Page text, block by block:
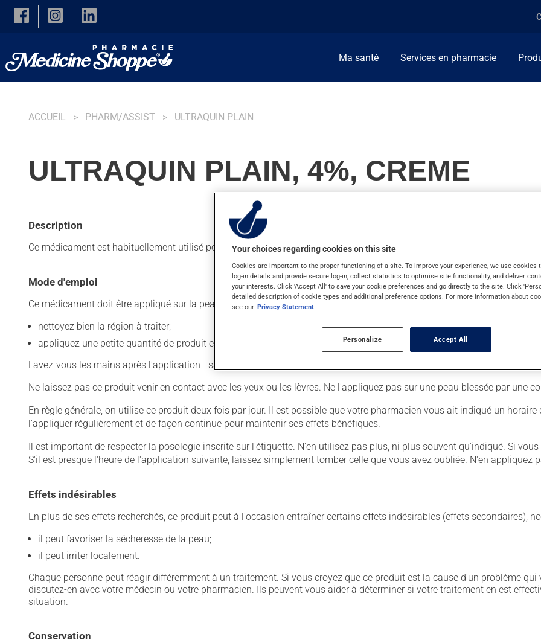
Skip to main content
Ma santé Services en pharmacie
ACCUEIL PHARM/ASSIST ULTRAQUIN PLAIN
ULTRAQUIN PLAIN, 4%, CREME
Description
Ce médicament est habituellement utilisé pour estomper les taches brunes sur la peau. Il produit son plein effet après
Mode d'emploi
Ce médicament doit être appliqué sur la peau. Pour l'utiliser :
nettoyez bien la région à traiter;
appliquez une petite quantité de produit et limitez l'application à la région affectée.
Lavez-vous les mains après l'application - sauf, évidemment, si c'est sur les mains que vous avez appliqué le produit !
Ne laissez pas ce produit venir en contact avec les yeux ou les lèvres. Ne l'appliquez pas sur une peau blessée par une
En règle générale, on utilise ce produit deux fois par jour. Il est possible que votre pharmacien vous ait indiqué un
l'appliquer régulièrement et de façon continue pour maintenir ses effets bénéfiques.
Il est important de respecter la posologie inscrite sur l'étiquette. N'en utilisez pas plus, ni plus souvent qu'indiqué. Si
S'il est presque l'heure de l'application suivante, laissez simplement tomber celle que vous avez oubliée. N'en appliquez
Effets indésirables
En plus de ses effets recherchés, ce produit peut à l'occasion entraîner certains effets indésirables (effets secondaires),
il peut favoriser la sécheresse de la peau;
il peut irriter localement.
Chaque personne peut réagir différemment à un traitement. Si vous croyez que ce produit est la cause d'un problème
discutez-en avec votre médecin ou votre pharmacien. Ils peuvent vous aider à déterminer si votre traitement en est
situation.
Conservation
Your choices regarding cookies on this site
Cookies are important to the proper functioning of a site. To improve your experience, we use cookies
log-in details and provide secure log-in, collect statistics to optimise site functionality, and deliver
your interests. Click 'Accept All' to save your cookie preferences and go directly to the site. Click
detailed description of cookie types and additional preference options. For more information about
see our Privacy Statement
Personalize Accept All